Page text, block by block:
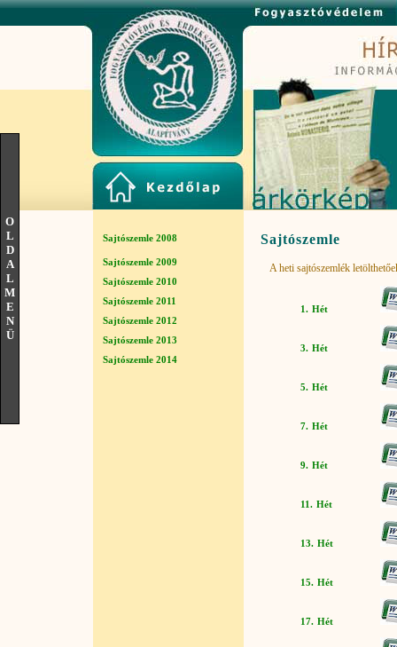
O
L
D
A
L
M
E
N
Ü
Sajtószemle 2008
Sajtószemle 2009
Sajtószemle 2010
Sajtószemle 2011
Sajtószemle 2012
Sajtószemle 2013
Sajtószemle 2014
Sajtószemle
A heti sajtószemlék
1. Hét
3. Hét
5. Hét
7. Hét
9. Hét
11. Hét
13. Hét
15. Hét
17. Hét